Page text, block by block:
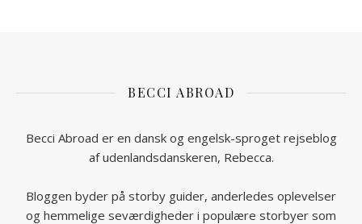
BECCI ABROAD
Becci Abroad er en dansk og engelsk-sproget rejseblog
af udenlandsdanskeren, Rebecca.
Bloggen byder på storby guider, anderledes oplevelser
og hemmelige seværdigheder i populære storbyer som